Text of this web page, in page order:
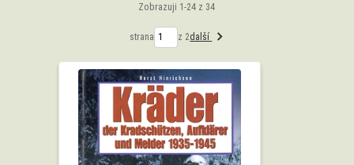
Zobrazuji 1-24 z 34
strana z 2další